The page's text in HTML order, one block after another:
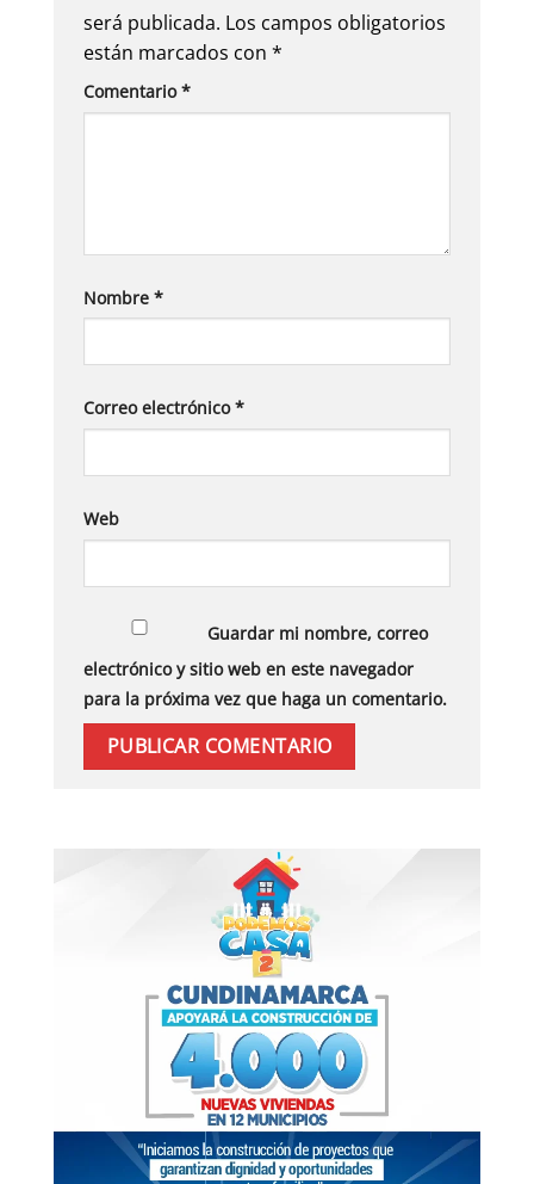
será publicada. Los campos obligatorios
están marcados con *
Comentario*
Nombre *
Correo electrónico*
Web
Guardar mi nombre, correo
electrónico y sitio web en este navegador
para la próxima vez que haga un comentario.